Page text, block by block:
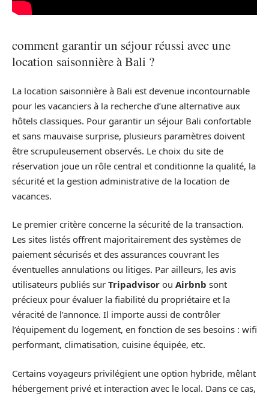
comment garantir un séjour réussi avec une
location saisonnière à Bali ?
La location saisonnière à Bali est devenue incontournable
pour les vacanciers à la recherche d’une alternative aux
hôtels classiques. Pour garantir un séjour Bali confortable
et sans mauvaise surprise, plusieurs paramètres doivent
être scrupuleusement observés. Le choix du site de
réservation joue un rôle central et conditionne la qualité, la
sécurité et la gestion administrative de la location de
vacances.
Le premier critère concerne la sécurité de la transaction.
Les sites listés offrent majoritairement des systèmes de
paiement sécurisés et des assurances couvrant les
éventuelles annulations ou litiges. Par ailleurs, les avis
utilisateurs publiés sur Tripadvisor ou Airbnb sont
précieux pour évaluer la fiabilité du propriétaire et la
véracité de l’annonce. Il importe aussi de contrôler
l’équipement du logement, en fonction de ses besoins : wifi
performant, climatisation, cuisine équipée, etc.
Certains voyageurs privilégient une option hybride, mêlant
hébergement privé et interaction avec le local. Dans ce cas,